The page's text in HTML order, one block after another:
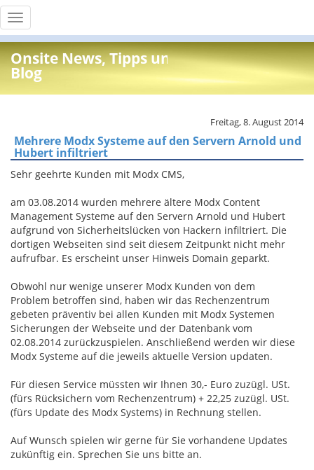
Toggle
navigation
Onsite News, Tipps und Info
Blog
Freitag, 8. August 2014
Mehrere Modx Systeme auf den Servern Arnold und
Hubert infiltriert
Sehr geehrte Kunden mit Modx CMS,
am 03.08.2014 wurden mehrere ältere Modx Content
Management Systeme auf den Servern Arnold und Hubert
aufgrund von Sicherheitslücken von Hackern infiltriert. Die
dortigen Webseiten sind seit diesem Zeitpunkt nicht mehr
aufrufbar. Es erscheint unser Hinweis Domain geparkt.
Obwohl nur wenige unserer Modx Kunden von dem
Problem betroffen sind, haben wir das Rechenzentrum
gebeten präventiv bei allen Kunden mit Modx Systemen
Sicherungen der Webseite und der Datenbank vom
02.08.2014 zurückzuspielen. Anschließend werden wir diese
Modx Systeme auf die jeweils aktuelle Version updaten.
Für diesen Service müssten wir Ihnen 30,- Euro zuzügl. USt.
(fürs Rücksichern vom Rechenzentrum) + 22,25 zuzügl. USt.
(fürs Update des Modx Systems) in Rechnung stellen.
Auf Wunsch spielen wir gerne für Sie vorhandene Updates
zukünftig ein. Sprechen Sie uns bitte an.